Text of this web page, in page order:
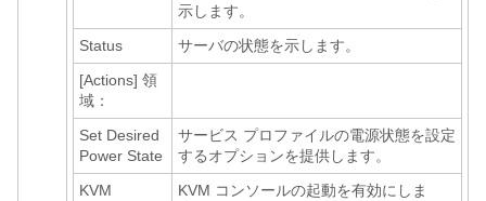
示します。
Status
サーバの状態を示します。
[Actions] 領
域：
Set Desired
Power State
サービス プロファイルの電源状態を設定
するオプションを提供します。
KVM
KVM コンソールの起動を有効にしま